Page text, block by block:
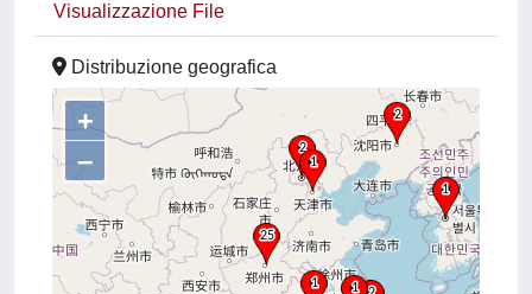
Visualizzazione File
Distribuzione geografica
+
–